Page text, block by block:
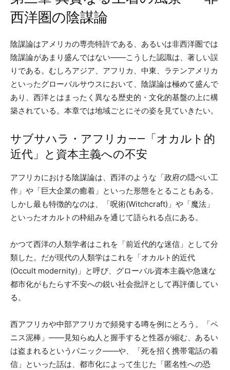
西洋圏の陰謀論
陰謀論はアメリカの専売特許である、あるいは非西洋圏では
陰謀論があまり盛んではない——こうした認識は、著しい誤
りである。むしろアジア、アフリカ、中東、ラテンアメリカ
といったグローバルサウスにおいて、陰謀論は極めて盛んで
あり、西洋とはまったく異なる歴史的・文化的基盤の上に構
築されている。本章では地域ごとにその姿を見ていきたい。
サブサハラ・アフリカ——「オカルト的
近代」と資本主義への不安
アフリカにおける陰謀論は、西洋のような「政府の隠ぺい工
作」や「巨大企業の癒着」といった形態をとることもある。
しかし最も特徴的なのは、「呪術(Witchcraft)」や「魔法」
といったオカルトの枠組みを通じて語られる点にある。
かつて西洋の人類学者はこれを「前近代的な迷信」として分
類した。だが現代の人類学はこれを「オカルト的近代
(Occult modernity)」と呼び、グローバル資本主義や急速な
都市化がもたらす不安への鋭い社会批評として再評価してい
る。
西アフリカや中部アフリカで頻発する噂を例にとろう。「ペ
ニス泥棒」——見知らぬ人と握手すると性器が縮む、あるい
は盗まれるというパニック——や、「死を招く携帯電話の着
信」といった話は、都市化によって生じた「匿名性への恐